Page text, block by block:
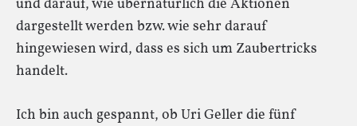
und darauf, wie übernatürlich die Aktionen
dargestellt werden bzw. wie sehr darauf
hingewiesen wird, dass es sich um Zaubertricks
handelt.
Ich bin auch gespannt, ob Uri Geller die fünf